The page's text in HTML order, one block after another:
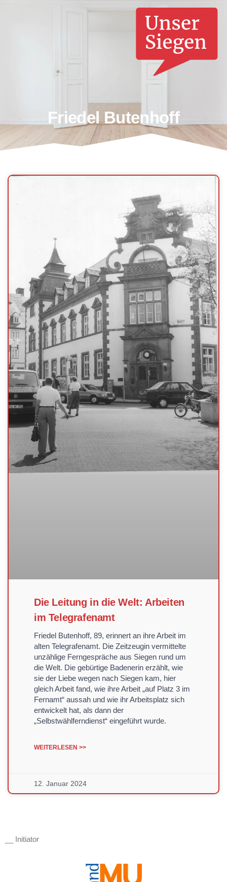
Friedel Butenhoff
Die Leitung in die Welt: Arbeiten
im Telegrafenamt
Friedel Butenhoff, 89, erinnert an ihre Arbeit im
alten Telegrafenamt. Die Zeitzeugin vermittelte
unzählige Ferngespräche aus Siegen rund um
die Welt. Die gebürtige Badenerin erzählt, wie
sie der Liebe wegen nach Siegen kam, hier
gleich Arbeit fand, wie ihre Arbeit „auf Platz 3 im
Fernamt“ aussah und wie ihr Arbeitsplatz sich
entwickelt hat, als dann der
„Selbstwählferndienst“ eingeführt wurde.
WEITERLESEN >>
12. Januar 2024
__ Initiator